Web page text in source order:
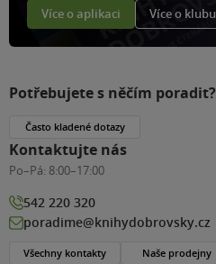
Více o aplikaci Více o klubu
Potřebujete s něčím poradit?
Často kladené dotazy
Kontaktujte nás
Po–Pá: 8:00–17:00
542 220 320
poradime@knihydobrovsky.cz
Všechny kontakty Naše prodejny